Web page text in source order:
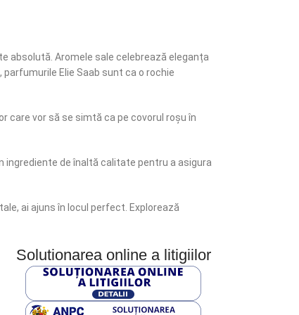
absolută. Aromele sale celebrează eleganța
Elie Saab sunt ca o rochie
care vor să se simtă ca pe covorul roșu în
ingrediente de înaltă calitate pentru a asigura
ai ajuns în locul perfect. Explorează
Solutionarea online a litigiilor